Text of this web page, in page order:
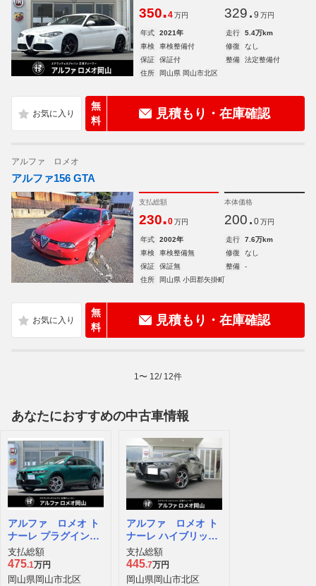
350.4 万円 329. 9 万円
年式 2021年 走行
5.4万km
車検
車検整備付 修復
なし
保証
保証付 整備
法定整備付
住所
岡山県 岡山市北区
無
料
見積もり・在庫確認
アルファ ロメオ
アルファ156 GTA
支払総額
230.0 万円
本体価格
200. 0 万円
年式 2002年 走行
7.6万km
車検
車検整備無 修復
なし
保証
保証無 整備
-
住所
岡山県 小田郡矢掛町
無
料
見積もり・在庫確認
1 〜 12/ 12件
あなたにおすすめの中古車情報
アルファ ロメオ ト
ナーレ プラグインハ
イブリッド Q4 ヴェ
ローチェ 4WD
支払総額
475.1万円
岡山県岡山市北区
アルファ ロメオ ト
ナーレ ハイブリッド
ヴェローチェ
支払総額
445.7万円
岡山県岡山市北区